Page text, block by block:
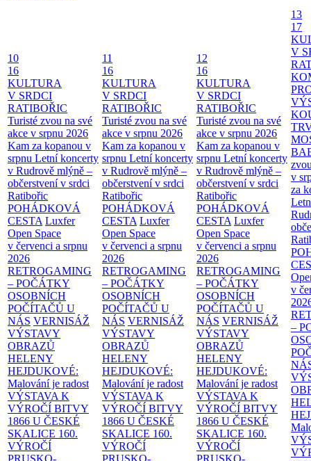
10
16
KULTURA
V SRDCI
RATIBOŘIC
Turisté zvou na své
akce v srpnu 2026
Kam za kopanou v
srpnu Letní koncerty
v Rudrově mlýně –
občerstvení v srdci
Ratibořic
POHÁDKOVÁ
CESTA Luxfer
Open Space
v červenci a srpnu
2026
RETROGAMING
– POČÁTKY
OSOBNÍCH
POČÍTAČŮ U
NÁS VERNISÁŽ
VÝSTAVY
OBRAZŮ
HELENY
HEJDUKOVÉ:
Malování je radost
VÝSTAVA K
VÝROČÍ BITVY
1866 U ČESKÉ
SKALICE 160.
VÝROČÍ
11
16
KULTURA
V SRDCI
RATIBOŘIC
Turisté zvou na své
akce v srpnu 2026
Kam za kopanou v
srpnu Letní koncerty
v Rudrově mlýně –
občerstvení v srdci
Ratibořic
POHÁDKOVÁ
CESTA Luxfer
Open Space
v červenci a srpnu
2026
RETROGAMING
– POČÁTKY
OSOBNÍCH
POČÍTAČŮ U
NÁS VERNISÁŽ
VÝSTAVY
OBRAZŮ
HELENY
HEJDUKOVÉ:
Malování je radost
VÝSTAVA K
VÝROČÍ BITVY
1866 U ČESKÉ
SKALICE 160.
VÝROČÍ
12
16
KULTURA
V SRDCI
RATIBOŘIC
Turisté zvou na své
akce v srpnu 2026
Kam za kopanou v
srpnu Letní koncerty
v Rudrově mlýně –
občerstvení v srdci
Ratibořic
POHÁDKOVÁ
CESTA Luxfer
Open Space
v červenci a srpnu
2026
RETROGAMING
– POČÁTKY
OSOBNÍCH
POČÍTAČŮ U
NÁS VERNISÁŽ
VÝSTAVY
OBRAZŮ
HELENY
HEJDUKOVÉ:
Malování je radost
VÝSTAVA K
VÝROČÍ BITVY
1866 U ČESKÉ
SKALICE 160.
VÝROČÍ
13
17
V
v
za
v
–